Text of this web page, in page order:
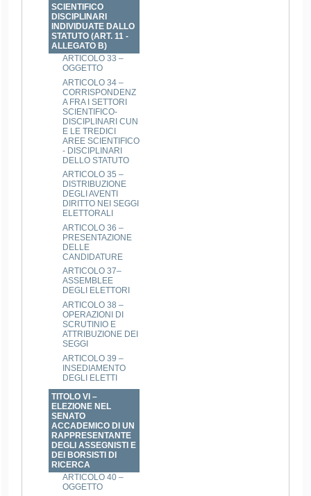
SCIENTIFICO
DISCIPLINARI
INDIVIDUATE DALLO
STATUTO (ART. 11 -
ALLEGATO B)
ARTICOLO 33 –
OGGETTO
ARTICOLO 34 –
CORRISPONDENZ
A FRA I SETTORI
SCIENTIFICO-
DISCIPLINARI CUN
E LE TREDICI
AREE SCIENTIFICO
- DISCIPLINARI
DELLO STATUTO
ARTICOLO 35 –
DISTRIBUZIONE
DEGLI AVENTI
DIRITTO NEI SEGGI
ELETTORALI
ARTICOLO 36 –
PRESENTAZIONE
DELLE
CANDIDATURE
ARTICOLO 37–
ASSEMBLEE
DEGLI ELETTORI
ARTICOLO 38 –
OPERAZIONI DI
SCRUTINIO E
ATTRIBUZIONE DEI
SEGGI
ARTICOLO 39 –
INSEDIAMENTO
DEGLI ELETTI
TITOLO VI –
ELEZIONE NEL
SENATO
ACCADEMICO DI UN
RAPPRESENTANTE
DEGLI ASSEGNISTI E
DEI BORSISTI DI
RICERCA
ARTICOLO 40 –
OGGETTO